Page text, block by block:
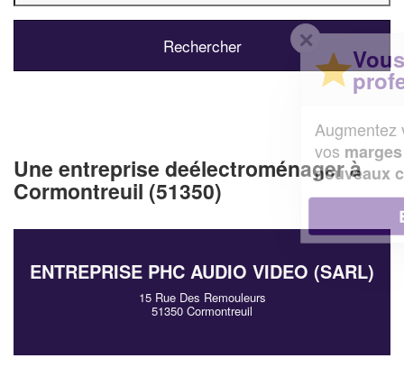
Une entreprise deélectroménager à
Cormontreuil (51350)
ENTREPRISE PHC AUDIO VIDEO (SARL)
15 Rue Des Remouleurs
51350 Cormontreuil
Vous êtes un
professionnel ?
chiffre d'affaireset
tout en gagnant de
nouveaux clients!